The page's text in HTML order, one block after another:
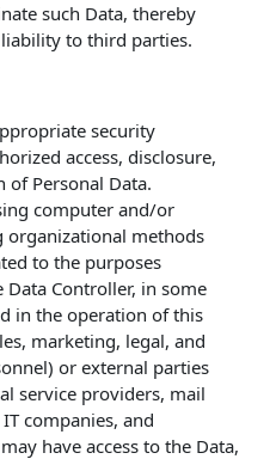
such Data, thereby
to third parties.
security
access, disclosure,
Personal Data.
computer and/or
organizational methods
to the purposes
Controller, in some
in the operation of this
marketing, legal, and
or external parties
service providers, mail
companies, and
have access to the Data,